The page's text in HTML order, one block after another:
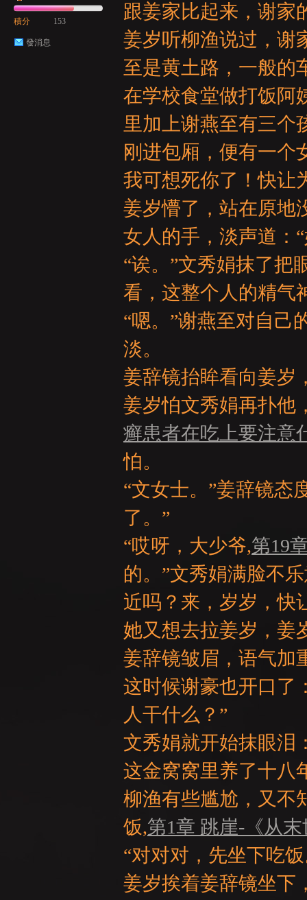
積分 153
發消息
跟姜家比起来，谢家
姜岁听柳渔说过，谢
至是黄土路，一般的
在学校食堂做打饭阿
里加上谢燕至有三个
刚进包厢，便有一个
我可想死你了！快让
姜岁懵了，站在原地
女人的手，淡声道：
“诶。”文秀娟抹了把
看，这整个人的精气
“嗯。”谢燕至对自己
淡。
姜辞镜抬眸看向姜岁
姜岁怕文秀娟再扑
癣患者在吃上要注意
怕。
“文女士。”姜辞镜态
了。”
“哎呀，大少爷,第19
的。”文秀娟满脸不
近吗？来，岁岁，快
她又想去拉姜岁，姜
姜辞镜皱眉，语气加
这时候谢豪也开口了
人干什么？”
文秀娟就开始抹眼泪
这金窝窝里养了十八
柳渔有些尴尬，又不
饭,第1章 跳崖-《从
“对对对，先坐下吃
姜岁挨着姜辞镜坐下